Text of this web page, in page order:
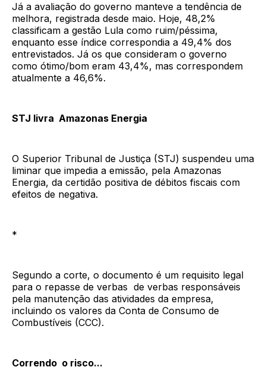
Já a avaliação do governo manteve a tendência de
melhora, registrada desde maio. Hoje, 48,2%
classificam a gestão Lula como ruim/péssima,
enquanto esse índice correspondia a 49,4% dos
entrevistados. Já os que consideram o governo
como ótimo/bom eram 43,4%, mas correspondem
atualmente a 46,6%.
STJ livra Amazonas Energia
O Superior Tribunal de Justiça (STJ) suspendeu uma
liminar que impedia a emissão, pela Amazonas
Energia, da certidão positiva de débitos fiscais com
efeitos de negativa.
*
Segundo a corte, o documento é um requisito legal
para o repasse de verbas de verbas responsáveis
pela manutenção das atividades da empresa,
incluindo os valores da Conta de Consumo de
Combustíveis (CCC).
Correndo o risco...